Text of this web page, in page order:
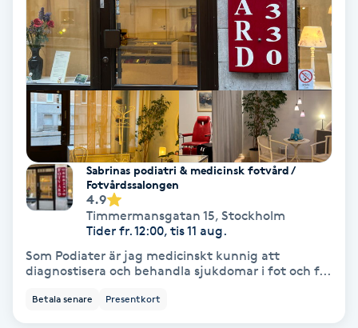
Gravidyoga
Gruppträning
Gua Sha-massage
Hatha Yoga
Healing
Herrklippning
Sabrinas podiatri & medicinsk fotvård /
Fotvårdssalongen
4.9
Timmermansgatan 15, Stockholm
Tider fr. 12:00, tis 11 aug.
Som Podiater är jag medicinskt kunnig att
diagnostisera och behandla sjukdomar i fot och f...
Betala senare Presentkort